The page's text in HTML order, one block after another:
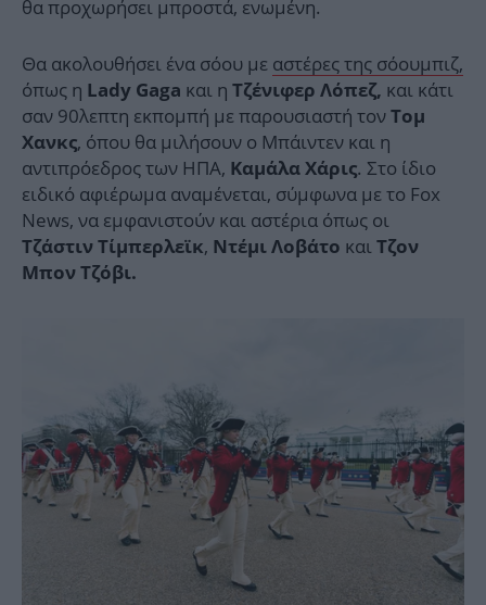
θα προχωρήσει μπροστά, ενωμένη.
Θα ακολουθήσει ένα σόου με αστέρες της σόουμπιζ,
όπως η Lady Gaga και η Τζένιφερ Λόπεζ, και κάτι
σαν 90λεπτη εκπομπή με παρουσιαστή τον Τομ
Χανκς, όπου θα μιλήσουν ο Μπάιντεν και η
αντιπρόεδρος των ΗΠΑ, Καμάλα Χάρις. Στο ίδιο
ειδικό αφιέρωμα αναμένεται, σύμφωνα με το Fox
News, να εμφανιστούν και αστέρια όπως οι
Τζάστιν Τίμπερλεϊκ, Ντέμι Λοβάτο και Τζον
Μπον Τζόβι.